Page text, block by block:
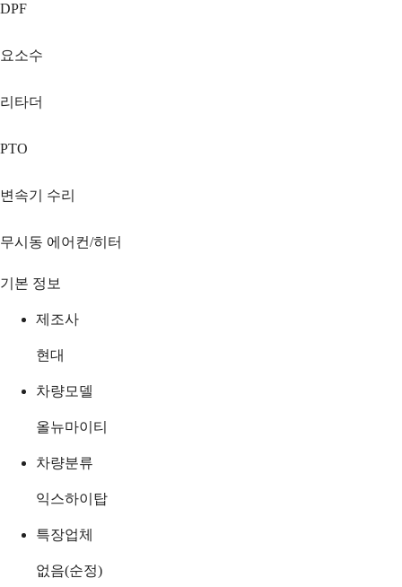
DPF
요소수
리타더
PTO
변속기 수리
무시동 에어컨/히터
기본 정보
제조사
현대
차량모델
올뉴마이티
차량분류
익스하이탑
특장업체
없음(순정)